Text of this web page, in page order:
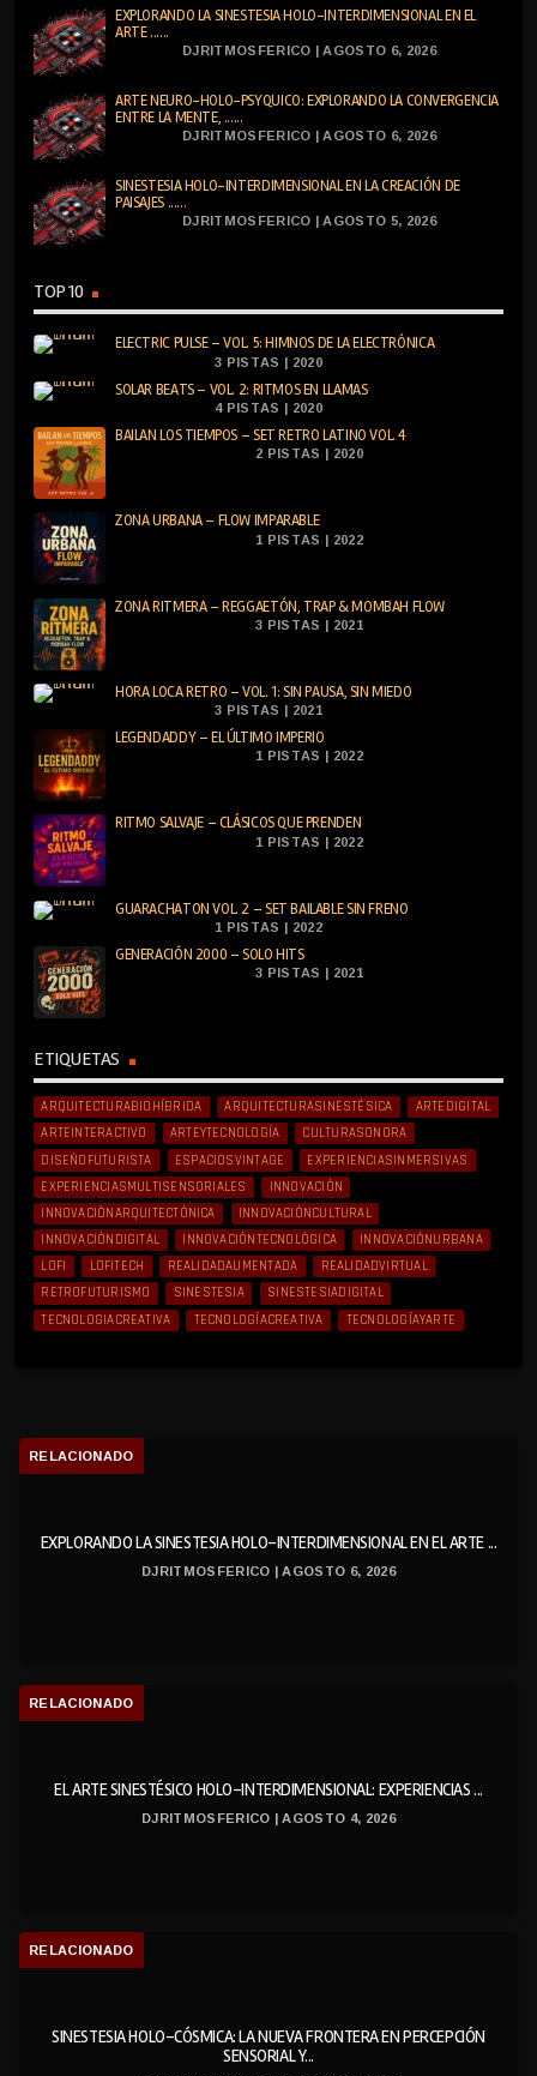
EXPLORANDO LA SINESTESIA HOLO-INTERDIMENSIONAL EN EL
ARTE ......
DJRITMOSFERICO | AGOSTO 6, 2026
ARTE NEURO-HOLO-PSYQUICO: EXPLORANDO LA CONVERGENCIA
ENTRE LA MENTE, ......
DJRITMOSFERICO | AGOSTO 6, 2026
SINESTESIA HOLO-INTERDIMENSIONAL EN LA CREACIÓN DE
PAISAJES ......
DJRITMOSFERICO | AGOSTO 5, 2026
TOP 10
ELECTRIC PULSE – VOL. 5: HIMNOS DE LA ELECTRÓNICA
3 PISTAS | 2020
SOLAR BEATS – VOL. 2: RITMOS EN LLAMAS
4 PISTAS | 2020
BAILAN LOS TIEMPOS – SET RETRO LATINO VOL. 4
2 PISTAS | 2020
ZONA URBANA – FLOW IMPARABLE
1 PISTAS | 2022
ZONA RITMERA – REGGAETÓN, TRAP & MOMBAH FLOW
3 PISTAS | 2021
HORA LOCA RETRO – VOL. 1: SIN PAUSA, SIN MIEDO
3 PISTAS | 2021
LEGENDADDY – EL ÚLTIMO IMPERIO
1 PISTAS | 2022
RITMO SALVAJE – CLÁSICOS QUE PRENDEN
1 PISTAS | 2022
GUARACHATON VOL. 2 – SET BAILABLE SIN FRENO
1 PISTAS | 2022
GENERACIÓN 2000 – SOLO HITS
3 PISTAS | 2021
ETIQUETAS
ARQUITECTURABIOHÍBRIDA ARQUITECTURASINESTÉSICA
ARTEDIGITAL
ARTEINTERACTIVO
ARTEYTECNOLOGÍA
CULTURASONORA
DISEÑOFUTURISTA
ESPACIOSVINTAGE
EXPERIENCIASINMERSIVAS
EXPERIENCIASMULTISENSORIALES
INNOVACIÓN
INNOVACIÓNARQUITECTÓNICA
INNOVACIÓNCULTURAL
INNOVACIÓNDIGITAL
INNOVACIÓNTECNOLÓGICA
INNOVACIÓNURBANA
LOFI
LOFITECH REALIDADAUMENTADA
REALIDADVIRTUAL
RETROFUTURISMO
SINESTESIA
SINESTESIADIGITAL
TECNOLOGIACREATIVA
TECNOLOGÍACREATIVA TECNOLOGÍAYARTE
RELACIONADO
EXPLORANDO LA SINESTESIA HOLO-INTERDIMENSIONAL EN EL ARTE ...
DJRITMOSFERICO | AGOSTO 6, 2026
RELACIONADO
EL ARTE SINESTÉSICO HOLO-INTERDIMENSIONAL: EXPERIENCIAS ...
DJRITMOSFERICO | AGOSTO 4, 2026
RELACIONADO
SINESTESIA HOLO-CÓSMICA: LA NUEVA FRONTERA EN PERCEPCIÓN
SENSORIAL Y...